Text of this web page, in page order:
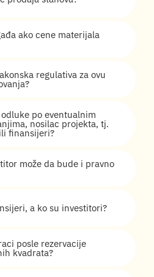
ako cene materijala
regulativa za ovu
po eventualnim
nosilac projekta, tj.
finansijeri?
može da bude i pravno
a ko su investitori?
posle rezervacije
kvadrata?